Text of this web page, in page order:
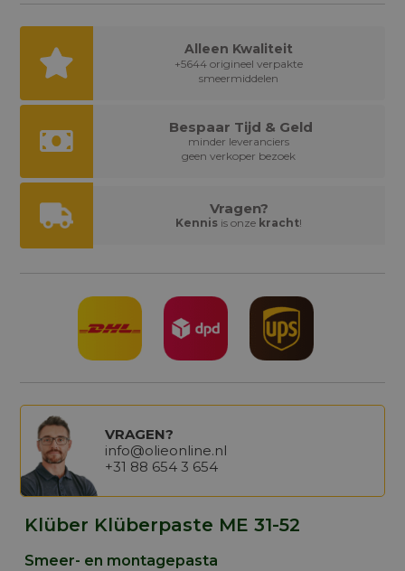
Alleen Kwaliteit
+5644 origineel verpakte
smeermiddelen
Bespaar Tijd & Geld
minder leveranciers
geen verkoper bezoek
Vragen?
Kennis is onze kracht!
VRAGEN?
info@olieonline.nl
+31 88 654 3 654
Klüber Klüberpaste ME 31-52
Smeer- en montagepasta